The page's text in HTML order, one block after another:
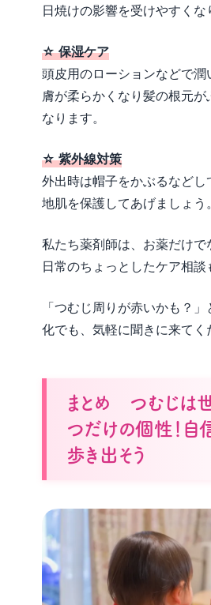
日焼けの影響を受けやすくな
☆ 保湿ケア
頭皮用のローションなどで潤
膚が柔らかくなり髪の根元が
なります。
☆ 紫外線対策
外出時は帽子をかぶるなどし
地肌を保護してあげましょう。
私たち薬剤師は、お薬だけで
日常のちょっとしたケア相談
「つむじ周りが赤いかも？
化でも、気軽に聞きに来てく
まとめ つむじは
つだけの個性！自
歩き出そう